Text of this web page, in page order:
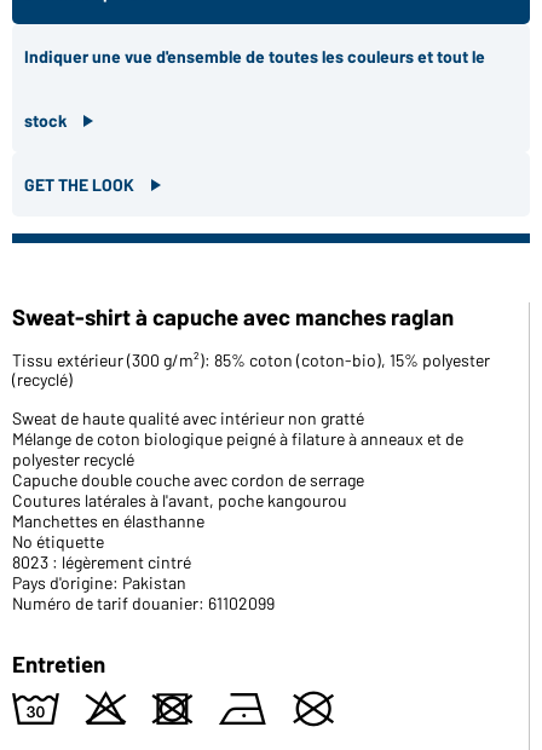
Indiquer une vue d'ensemble de toutes les couleurs et tout le
stock
GET THE LOOK
Sweat-shirt à capuche avec manches raglan
Tissu extérieur (300 g/m²): 85% coton (coton-bio), 15% polyester
(recyclé)
Sweat de haute qualité avec intérieur non gratté
Mélange de coton biologique peigné à filature à anneaux et de
polyester recyclé
Capuche double couche avec cordon de serrage
Coutures latérales à l'avant, poche kangourou
Manchettes en élasthanne
No étiquette
8023 : légèrement cintré
Pays d'origine: Pakistan
Numéro de tarif douanier: 61102099
Entretien
w o d n U